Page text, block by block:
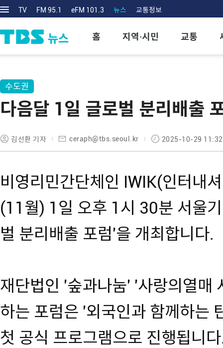
TV FM 95.1 eFM 101.3 뉴스 교통정보
홈 지역·시민 교통
수도권
다음달 1일 글로벌 분리배출
김선환 기자 ceraph@tbs.seoul.kr 2025-10-29 11:32
비영리민간단체인 IWIK(인터내
(11월) 1일 오후 1시 30분 서울
벌 분리배출 포럼'을 개최합니다.
재단법인 '숲과나눔' '사랑의열매
하는 포럼은 '외국인과 함께하는
첫 공식 프로그램으로 진행됩니